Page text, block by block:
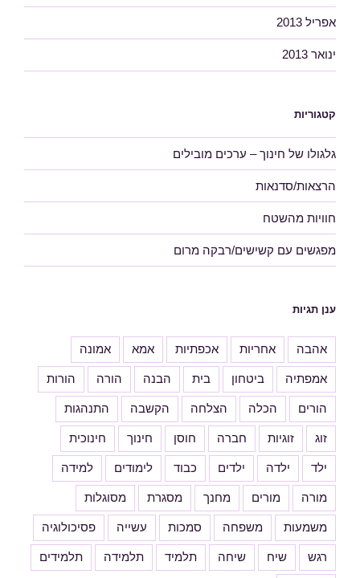
אפריל 2013
ינואר 2013
קטגוריות
גלגולו של חינוך – ערכים מובילים
הרצאות/סדנאות
חוויות מהשטח
מפגשים עם קשישים/רבקה מרום
ענן תגיות
אהבה אחריות אכפתיות אמא אמונה
אמפתיה ביטחון בית הבנה הורה הורות
הורים הכלה הצלחה הקשבה התנהגות
זוג זוגיות חברה חוסן חינוך חינוכית
ילד ילדה ילדים כבוד לימודים למידה
מורה מורים מחנך מסגרת מסוגלות
משמעות משפחה סמכות עשייה פסיכולוגיה
רגש שיח שיחה תלמיד תלמידה תלמידים